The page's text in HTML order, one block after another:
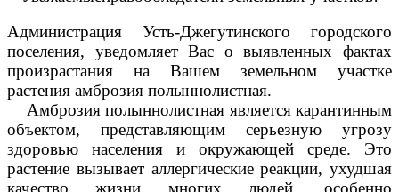
Администрация Усть-Джегутинского городского
поселения, уведомляет Вас о выявленных фактах
произрастания на Вашем земельном участке
растения амброзия полыннолистная.
Амброзия полыннолистная является карантинным
объектом, представляющим серьезную угрозу
здоровью населения и окружающей среде. Это
растение вызывает аллергические реакции, ухудшая